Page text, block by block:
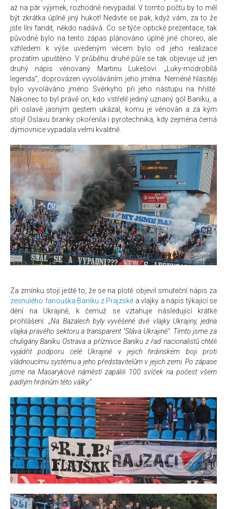
až na pár výjimek, rozhodně nevypadal. V tomto počtu by to měl
být zkrátka úplně jiný hukot! Nedivte se pak, když vám, za to že
jste líni fandit, někdo nadává. Co se týče optické prezentace, tak
původně bylo na tento zápas plánováno úplně jiné choreo, ale
vzhledem k výše uvedeným věcem bylo od jeho realizace
prozatím upuštěno. V průběhu druhé půle se tak objevuje už jen
druhý nápis věnovaný Martinu Lukešovi: „Luky-modrobílá
legenda“, doprovázen vyvoláváním jeho jména. Neméně hlasitěji
bylo vyvoláváno jméno Svěrkyho při jeho nástupu na hřiště.
Nakonec to byl právě on, kdo vstřelil jediný uznaný gól Baníku, a
při oslavě jasným gestem ukázal, komu je věnován a za kým
stojí! Oslavu branky okořenila i pyrotechnika, kdy zejména černá
dýmovnice vypadala velmi kvalitně.
Za zmínku stojí ještě to, že se na plotě objevil smuteční nápis za
zesnulého fanouška Baníku z Prajzské a vlajky a nápis týkající se
dění na Ukrajině, k čemuž se vztahuje následující krátké
prohlášení: „Na Bazalech byly vyvěšené dvě vlajky Ukrajiny, jedna
vlajka pravého sektoru a transparent "Sláva Ukrajině". Tímto jsme za
chuligány Baníku Ostrava a příznivce Baníku z řad nacionalistů chtěli
vyjádřit podporu celé Ukrajině v jejich hrdinském boji proti
vládnoucímu systému a jeho představitelům v jejich zemi. Po zápase
jsme na Masarykově náměstí zapálili 100 svíček na počest všem
padlým hrdinům této války.“